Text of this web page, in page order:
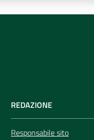
REDAZIONE
Responsabile sito